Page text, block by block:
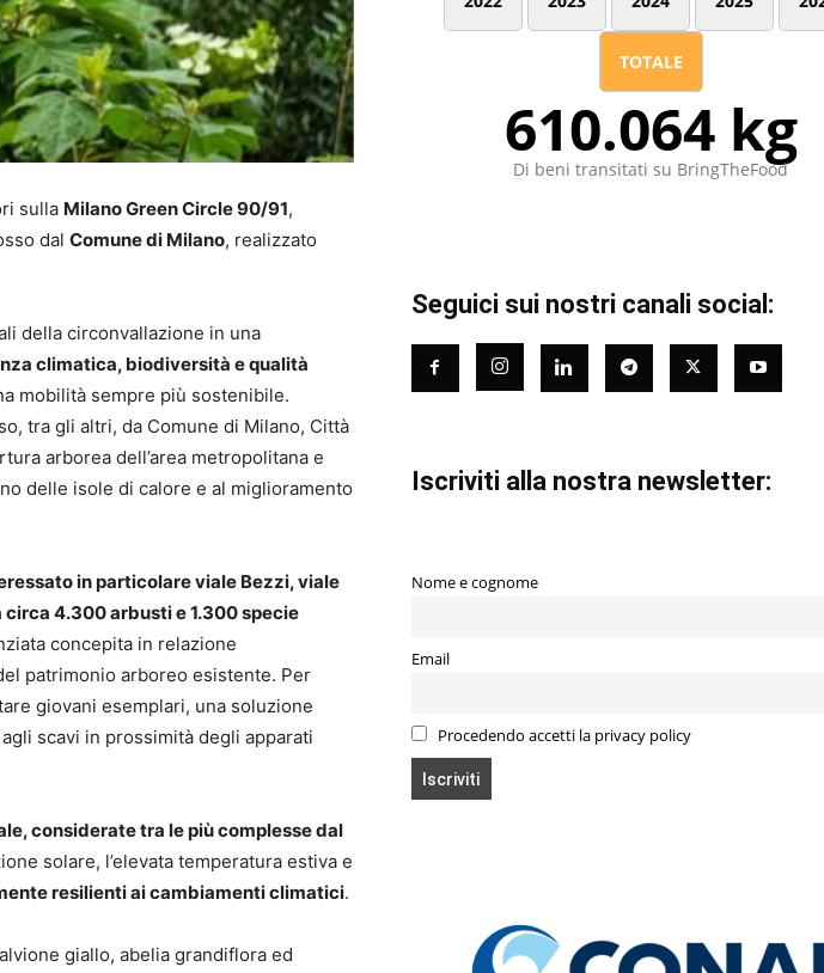
sulla Milano Green Circle 90/91,
dal Comune di Milano, realizzato
della circonvallazione in una
climatica, biodiversità e qualità
mobilità sempre più sostenibile.
tra gli altri, da Comune di Milano, Città
arborea dell’area metropolitana e
delle isole di calore e al miglioramento
in particolare viale Bezzi, viale
4.300 arbusti e 1.300 specie
concepita in relazione
patrimonio arboreo esistente. Per
giovani esemplari, una soluzione
scavi in prossimità degli apparati
considerate tra le più complesse dal
solare, l’elevata temperatura estiva e
resilienti ai cambiamenti climatici.
giallo, abelia grandiflora ed
TOTALE
610.064 kg
Di beni transitati su BringTheFood
Seguici sui nostri canali social:
Iscriviti alla nostra newsletter:
Nome e cognome
Email
Procedendo accetti la privacy policy